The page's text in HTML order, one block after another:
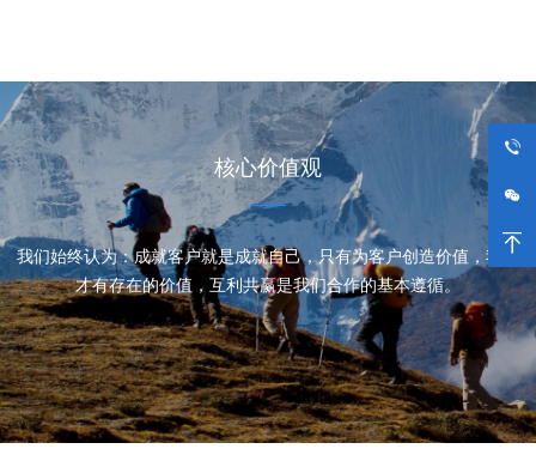
核心价值观
我们始终认为：成就客户就是成就自己，只有为客户创造价值，我们
才有存在的价值，互利共赢是我们合作的基本遵循。